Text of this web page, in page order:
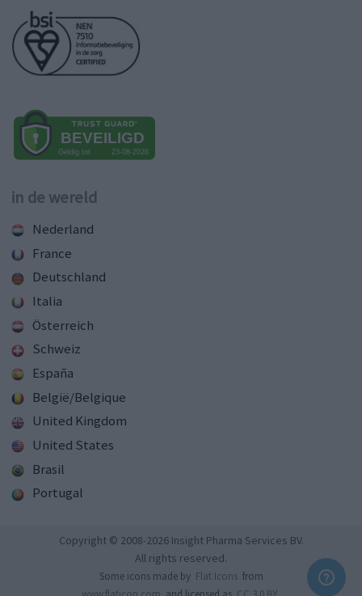
in de wereld
Nederland
France
Deutschland
Italia
Österreich
Schweiz
España
België/Belgique
United Kingdom
United States
Brasil
Portugal
Copyright © 2008-2026 Insight Pharma Services BV.
All rights reserved.
Some icons made by Flat Icons from